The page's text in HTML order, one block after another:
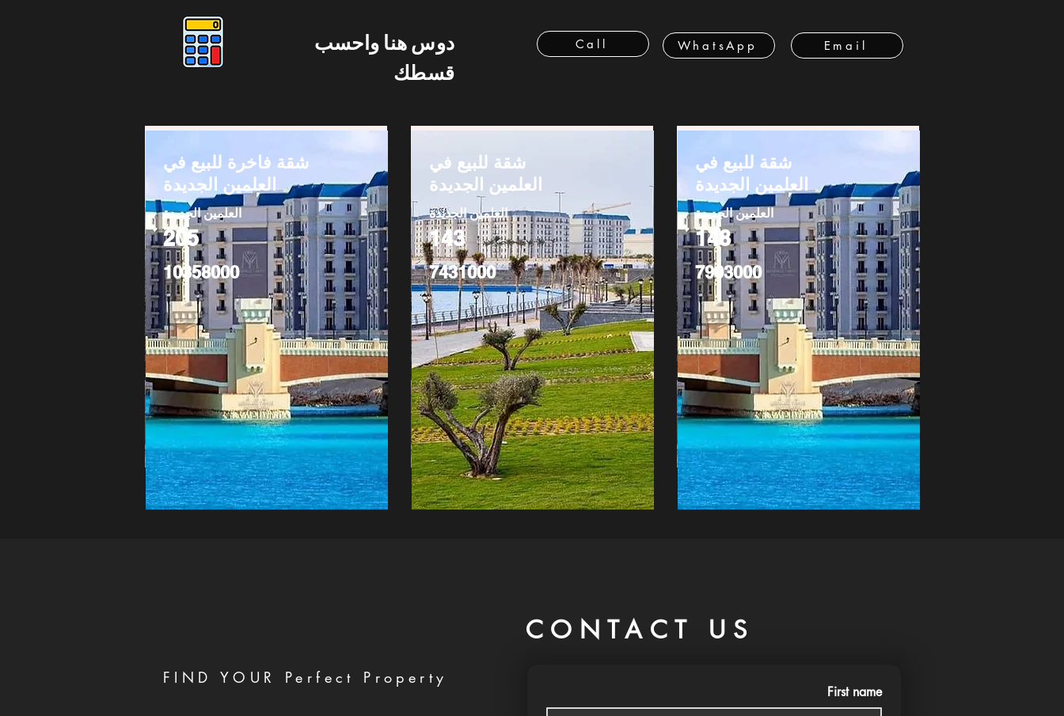
دوس هنا واحسب
قسطك
Call WhatsApp Email
شقة فاخرة للبيع في
العلمين الجديدة
العلمين الجديدة
205
10358000
شقة للبيع في
العلمين الجديدة
العلمين الجديدة
143
7431000
شقة للبيع في
العلمين الجديدة
العلمين الجديدة
148
7903000
CONTACT US
FIND YOUR Perfect Property
First name